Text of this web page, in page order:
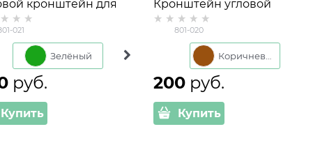
кронштейн для
грядок 801-021
021
Зелёный
руб.
Купить
Кронштейн угловой
металлический (1шт) для
801-020
200 руб.
Купить